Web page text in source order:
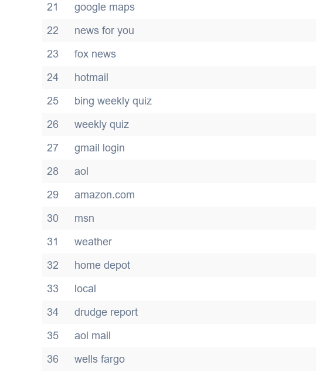
21
google maps
22
news for you
23
fox news
24
hotmail
25
bing weekly quiz
26
weekly quiz
27
gmail login
28
aol
29
amazon.com
30
msn
31
weather
32
home depot
33
local
34
drudge report
35
aol mail
36
wells fargo